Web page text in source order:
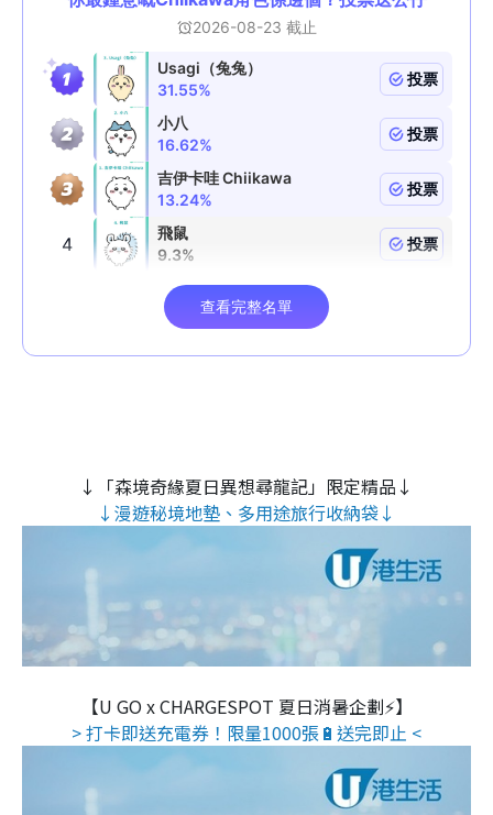
↓「森境奇緣夏日異想尋龍記」限定精品↓
↓漫遊秘境地墊、多用途旅行收納袋↓
【U GO x CHARGESPOT 夏日消暑企劃⚡】
> 打卡即送充電券！限量1000張🔋送完即止 <